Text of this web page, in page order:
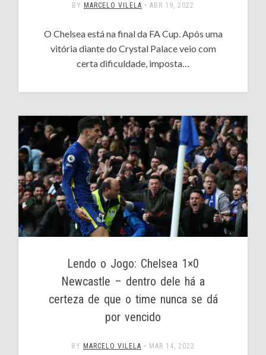
BY MARCELO VILELA • ABR 19, 2022
O Chelsea está na final da FA Cup. Após uma
vitória diante do Crystal Palace veio com
certa dificuldade, imposta…
Lendo o Jogo: Chelsea 1×0
Newcastle – dentro dele há a
certeza de que o time nunca se dá
por vencido
BY MARCELO VILELA • MAR 14, 2022